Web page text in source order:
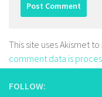
This site uses Akismet
comment data is
FOLLOW: